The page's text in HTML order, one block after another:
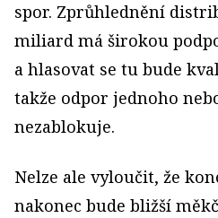
spor. Zprůhlednění
miliard má širokou
a hlasovat se tu bude
takže odpor jednoho
nezablokuje.
Nelze ale vyloučit, že
nakonec bude bližší